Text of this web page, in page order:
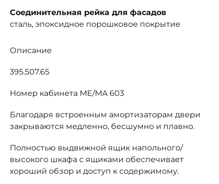
Соединительная рейка для фасадов
сталь, эпоксидное порошковое покрытие
Описание
395.507.65
Номер кабинета ME/MA 603
Благодаря встроенным амортизаторам двери
закрываются медленно, бесшумно и плавно.
Полностью выдвижной ящик напольного/
высокого шкафа с ящиками обеспечивает
хороший обзор и доступ к содержимому.